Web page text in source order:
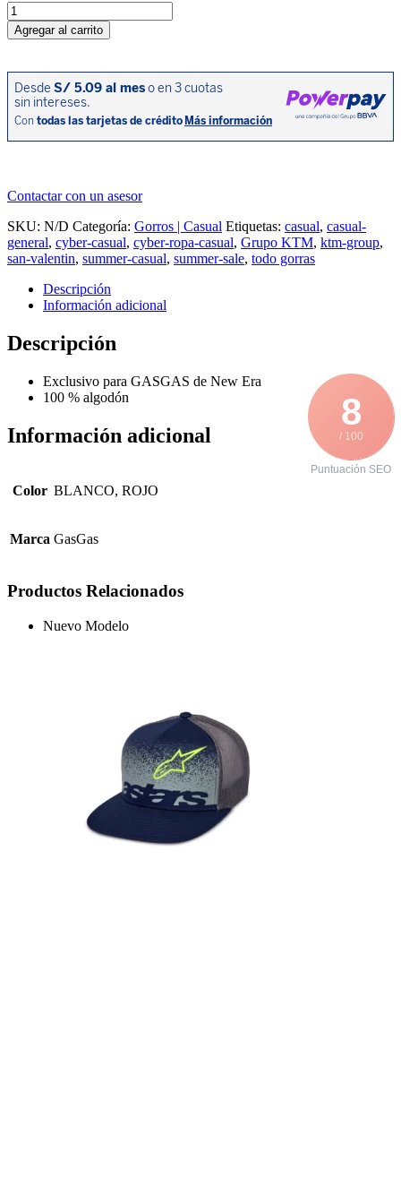
Gorro
GasGas
cantidad
Agregar al carrito
Contactar con un asesor
SKU: N/D Categoría: Gorros | Casual Etiquetas: casual, casual-
general, cyber-casual, cyber-ropa-casual, Grupo KTM, ktm-group,
san-valentin, summer-casual, summer-sale, todo gorras
Descripción
Información adicional
Descripción
8
/ 100
Puntuación SEO
Exclusivo para GASGAS de New Era
100 % algodón
Información adicional
Color BLANCO, ROJO
Marca GasGas
Productos Relacionados
Nuevo Modelo